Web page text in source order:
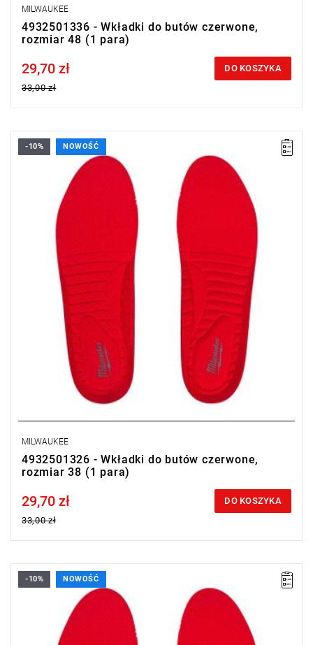
MILWAUKEE
4932501336 - Wkładki do butów czerwone,
rozmiar 48 (1 para)
Price tax included
29,70 zł
33,00 zł
DO KOSZYKA
-10% NOWOŚĆ
MILWAUKEE
4932501326 - Wkładki do butów czerwone,
rozmiar 38 (1 para)
Price tax included
29,70 zł
33,00 zł
DO KOSZYKA
-10% NOWOŚĆ